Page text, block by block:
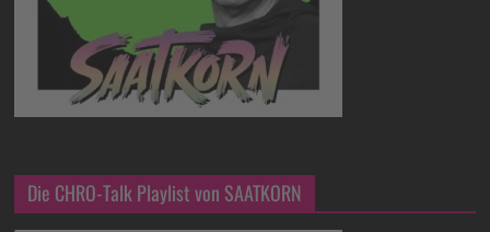
Die CHRO-Talk Playlist von SAATKORN